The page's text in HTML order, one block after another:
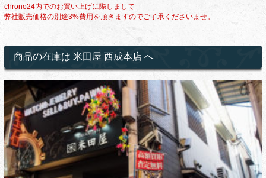
chrono24内でのお買い上げに際しまして
弊社販売価格の別途3%費用を頂きますのでご了承くださいませ。
商品の在庫は 米田屋 西成本店 へ